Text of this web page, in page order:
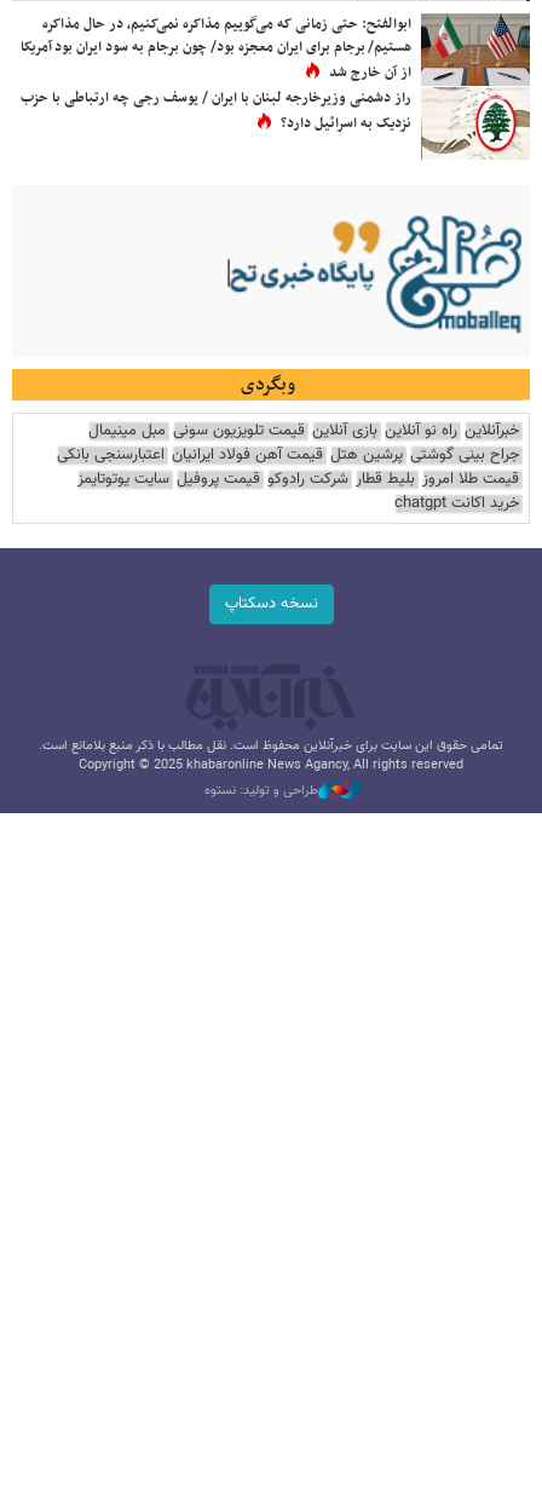
ابوالفتح: حتی زمانی که می‌گوییم مذاکره نمی‌کنیم، در حال مذاکره
هستیم/ برجام برای ایران معجزه بود/ چون برجام به سود ایران بود آمریکا
از آن خارج شد
راز دشمنی وزیرخارجه لبنان با ایران / یوسف رجی چه ارتباطی با حزب
نزدیک به اسرائیل دارد؟
وبگردی
خبرآنلاین راه نو آنلاین بازی آنلاین قیمت تلویزیون سونی مبل مینیمال
جراح بینی گوشتی پرشین هتل قیمت آهن فولاد ایرانیان اعتبارسنجی بانکی
قیمت طلا امروز بلیط قطار شرکت رادوکو قیمت پروفیل سایت یوتوتایمز
خرید اکانت chatgpt
نسخه دسکتاپ
تمامی حقوق این سایت برای خبرآنلاین محفوظ است. نقل مطالب با ذکر منبع بلامانع است.
Copyright © 2025 khabaronline News Agancy, All rights reserved
طراحی و تولید: نستوه